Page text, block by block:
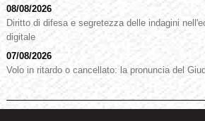
08/08/2026
Diritto di difesa e segretezza delle indagini
digitale
07/08/2026
Volo in ritardo o cancellato: la pronuncia del